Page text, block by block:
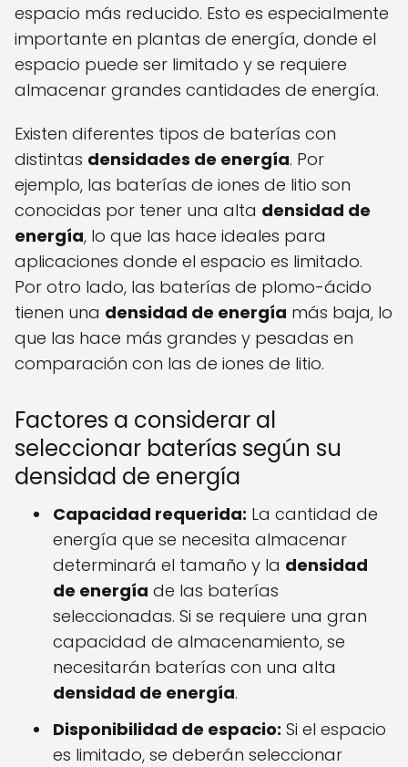
espacio más reducido. Esto es especialmente
importante en plantas de energía, donde el
espacio puede ser limitado y se requiere
almacenar grandes cantidades de energía.
Existen diferentes tipos de baterías con
distintas densidades de energía. Por
ejemplo, las baterías de iones de litio son
conocidas por tener una alta densidad de
energía, lo que las hace ideales para
aplicaciones donde el espacio es limitado.
Por otro lado, las baterías de plomo-ácido
tienen una densidad de energía más baja, lo
que las hace más grandes y pesadas en
comparación con las de iones de litio.
Factores a considerar al
seleccionar baterías según su
densidad de energía
Capacidad requerida: La cantidad de
energía que se necesita almacenar
determinará el tamaño y la densidad
de energía de las baterías
seleccionadas. Si se requiere una gran
capacidad de almacenamiento, se
necesitarán baterías con una alta
densidad de energía.
Disponibilidad de espacio: Si el espacio
es limitado, se deberán seleccionar